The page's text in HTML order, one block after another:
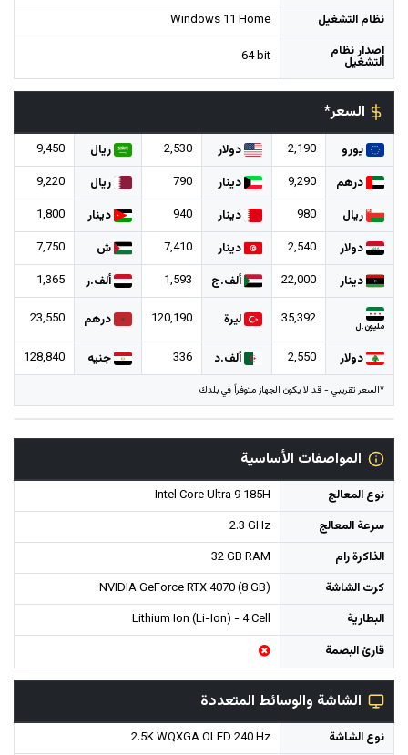
نظام التشغيل
Windows 11 Home
إصدار نظام
التشغيل 64 bit
السعر*
يورو 2,190 دولار 2,530 ريال
9,450
درهم
9,290 دينار 790 ريال
9,220
ريال
980 دينار 940 دينار
1,800
دولار
2,540 دينار 7,410 ش
7,750
دينار
22,000 ألف.ج 1,593 ألف.ر 1,365
مليون.ل 35,392 ليرة 120,190 درهم 23,550
دولار 2,550 ألف.د 336 جنيه 128,840
*السعر تقريبي - قد لا يكون الجهاز متوفراً في بلدك
المواصفات الأساسية
نوع المعالج
Intel Core Ultra 9 185H
سرعة المعالج
2.3 GHz
الذاكرة رام
32 GB RAM
كرت الشاشة
NVIDIA GeForce RTX 4070 (8 GB)
البطارية
Lithium Ion (Li-Ion) - 4 Cell
قارئ البصمة
الشاشة والوسائط المتعددة
نوع الشاشة 2.5K WQXGA OLED 240 Hz